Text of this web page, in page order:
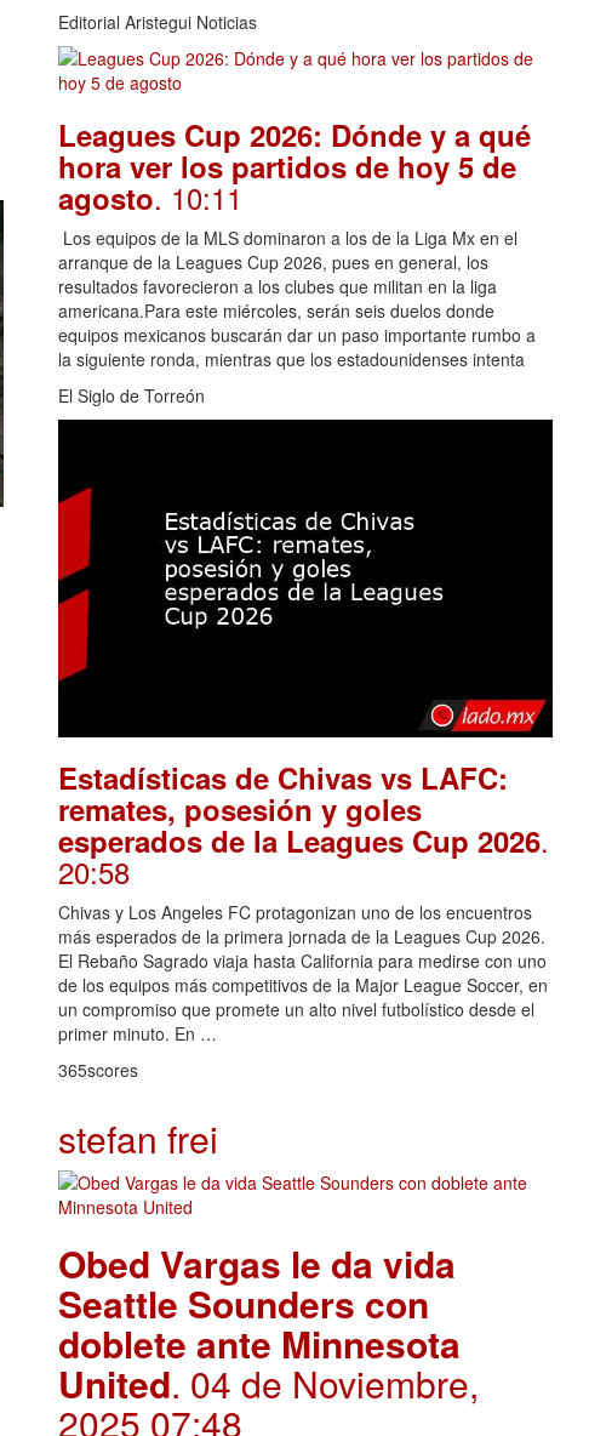
Editorial Aristegui Noticias
Leagues Cup 2026: Dónde y a qué
hora ver los partidos de hoy 5 de
agosto. 10:11
Los equipos de la MLS dominaron a los de la Liga Mx en el
arranque de la Leagues Cup 2026, pues en general, los
resultados favorecieron a los clubes que militan en la liga
americana.Para este miércoles, serán seis duelos donde
equipos mexicanos buscarán dar un paso importante rumbo a
la siguiente ronda, mientras que los estadounidenses intenta
El Siglo de Torreón
Estadísticas de Chivas vs LAFC:
remates, posesión y goles
esperados de la Leagues Cup 2026.
20:58
Chivas y Los Angeles FC protagonizan uno de los encuentros
más esperados de la primera jornada de la Leagues Cup 2026.
El Rebaño Sagrado viaja hasta California para medirse con uno
de los equipos más competitivos de la Major League Soccer, en
un compromiso que promete un alto nivel futbolístico desde el
primer minuto. En …
365scores
stefan frei
Obed Vargas le da vida
Seattle Sounders con
doblete ante Minnesota
United. 04 de Noviembre,
2025 07:48